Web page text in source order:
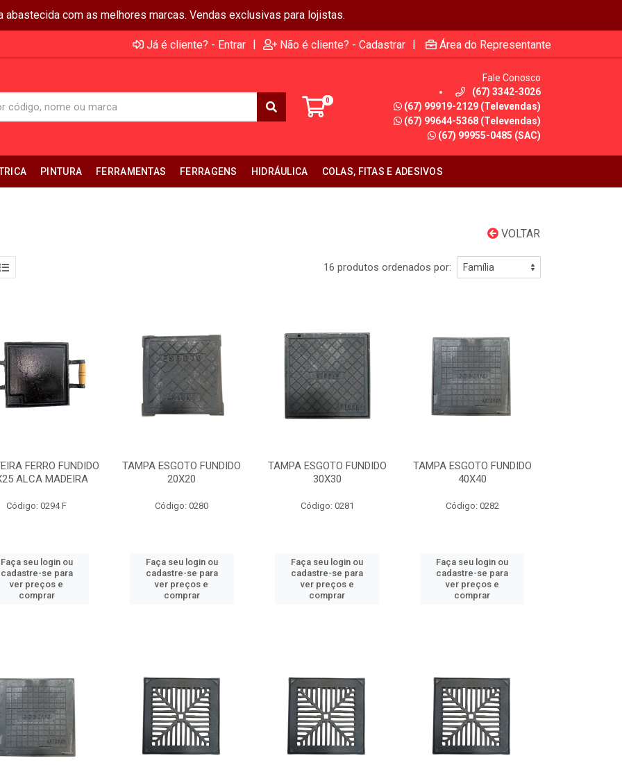
abastecida com as melhores marcas. Vendas exclusivas para lojistas.
Já é cliente? - Entrar | Não é cliente? - Cadastrar | Área do Representante
0
Fale Conosco
(67) 3342-3026
(67) 99919-2129 (Televendas)
(67) 99644-5368 (Televendas)
(67) 99955-0485 (SAC)
PINTURA FERRAMENTAS FERRAGENS HIDRÁULICA COLAS, FITAS E ADESIVOS
VOLTAR
16 produtos ordenados por:
FERRO FUNDIDO
ALCA MADEIRA
Código: 0294 F
Faça seu login ou
cadastre-se para
ver preços e
comprar
TAMPA ESGOTO FUNDIDO
20X20
Código: 0280
Faça seu login ou
cadastre-se para
ver preços e
comprar
TAMPA ESGOTO FUNDIDO
30X30
Código: 0281
Faça seu login ou
cadastre-se para
ver preços e
comprar
TAMPA ESGOTO FUNDIDO
40X40
Código: 0282
Faça seu login ou
cadastre-se para
ver preços e
comprar